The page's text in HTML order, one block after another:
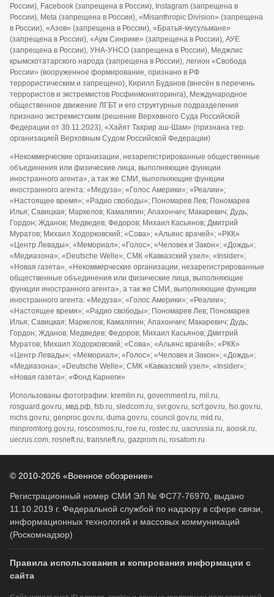
России), Facebook (запрещена в России), Instagram (запрещена в
России), Meta (запрещена в России), «Misanthropic Division» (запрещена
в России), «Азов» (запрещена в России), «Братья-мусульмане»
(запрещена в России), «Аум Синрике» (запрещена в России), АУЕ
(запрещена в России), УНА-УНСО (запрещена в России), Меджлис
крымскотатарского народа (запрещена в России), легион «Свобода
России» (вооруженное формирование, признано в РФ
террористическим и запрещено), Кирилл Буданов (внесён в перечень
террористов и экстремистов Росфинмониторинга), Международное
общественное движение ЛГБТ и его структурные подразделения
признано экстремистским (решение Верховного Суда Российской
Федерации от 30.11.2023), «Хайят Тахрир аш-Шам» (признана тер.
организацией Верховным Судом Российской Федерации)
«Некоммерческие организации, незарегистрированные общественные
объединения или физические лица, выполняющие функции
иностранного агента», а так же СМИ, выполняющие функции
иностранного агента: «Медуза»; «Голос Америки»; «Реалии»;
«Настоящее время»; «Радио свободы»; Пономарев Лев; Пономарев
Илья; Савицкая; Маркелов; Камалягин; Апахончич; Макаревич; Дудь;
Гордон; Жданов; Медведев; Федоров; Михаил Касьянов; Дмитрий
Муратов; Михаил Ходорковский; «Сова»; «Альянс врачей»; «РКК»
«Центр Левады»; «Мемориал»; «Голос»; «Человек и Закон»; «Дождь»;
«Медиазона»; «Deutsche Welle»; СМК «Кавказский узел»; «Insider»;
«Новая газета», «Некоммерческие организации, незарегистрированные
общественные объединения или физические лица, выполняющие
функции иностранного агента», а так же СМИ, выполняющие функции
иностранного агента: «Медуза»; «Голос Америки»; «Реалии»;
«Настоящее время»; «Радио свободы»; Пономарев Лев; Пономарев
Илья; Савицкая; Маркелов; Камалягин; Апахончич; Макаревич; Дудь;
Гордон; Жданов; Медведев; Федоров; Михаил Касьянов; Дмитрий
Муратов; Михаил Ходорковский; «Сова»; «Альянс врачей»; «РКК»
«Центр Левады»; «Мемориал»; «Голос»; «Человек и Закон»; «Дождь»;
«Медиазона»; «Deutsche Welle»; СМК «Кавказский узел»; «Insider»;
«Новая газета»; «Фонд Карнеги»
Использованы фотографии: kremlin.ru, government.ru, mil.ru,
rosguard.gov.ru, мвд.рф, fsb.ru, sledcom.ru, svr.gov.ru, scrf.gov.ru, fso.gov.ru,
mchs.gov.ru, genproc.gov.ru, duma.gov.ru, council.gov.ru, mid.ru,
minpromtorg.gov.ru, roscosmos.ru, roe.ru, rostec.ru, uacrussia.ru, aoosk.ru,
uecrus.com, rosneft.ru, transneft.ru, gazprom.ru, rosatom.ru
© 2010-2026 «Военное обозрение»
Регистрационный номер СМИ ЭЛ № ФС77-76970, выдано
11.10.2019 г. Федеральной службой по надзору в сфере связи,
информационных технологий и массовых коммуникаций
(Роскомнадзор)
Правила использования и копирования информации с
сайта